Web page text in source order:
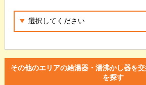
その他のエリアの給湯器・湯沸かし器を
を探す